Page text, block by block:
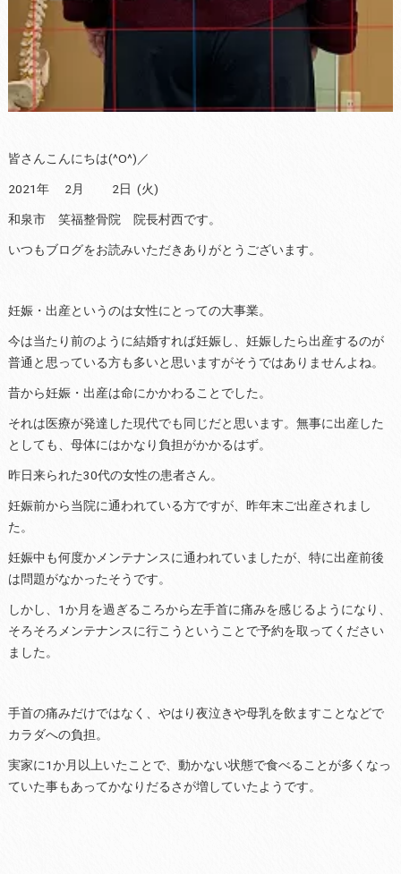
皆さんこんにちは(^O^)／
2021年 2月 2日 (火)
和泉市 笑福整骨院 院長村西です。
いつもブログをお読みいただきありがとうございます。
妊娠・出産というのは女性にとっての大事業。
今は当たり前のように結婚すれば妊娠し、妊娠したら出産するのが
普通と思っている方も多いと思いますがそうではありませんよね。
昔から妊娠・出産は命にかかわることでした。
それは医療が発達した現代でも同じだと思います。無事に出産した
としても、母体にはかなり負担がかかるはず。
昨日来られた30代の女性の患者さん。
妊娠前から当院に通われている方ですが、昨年末ご出産されまし
た。
妊娠中も何度かメンテナンスに通われていましたが、特に出産前後
は問題がなかったそうです。
しかし、1か月を過ぎるころから左手首に痛みを感じるようになり、
そろそろメンテナンスに行こうということで予約を取ってください
ました。
手首の痛みだけではなく、やはり夜泣きや母乳を飲ますことなどで
カラダへの負担。
実家に1か月以上いたことで、動かない状態で食べることが多くなっ
ていた事もあってかなりだるさが増していたようです。